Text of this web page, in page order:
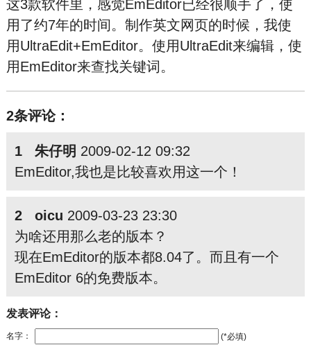
这3款软件里，感觉EmEditor已经很顺手了，使
用了约7年的时间。制作英文网页的时候，我使
用UltraEdit+EmEditor。使用UltraEdit来编辑，使
用EmEditor来查找关键词。
2条评论：
1 朱仔明 2009-02-12 09:32
EmEditor,我也是比较喜欢用这一个！
2 oicu 2009-03-23 23:30
为啥还用那么老的版本？
现在EmEditor的版本都8.04了。而且有一个
EmEditor 6的免费版本。
发表评论：
名字： (*必填)